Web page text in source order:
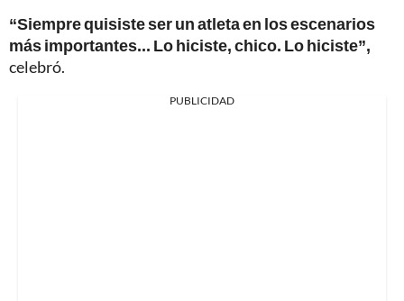
“Siempre quisiste ser un atleta en los escenarios
más importantes... Lo hiciste, chico. Lo hiciste”,
celebró.
PUBLICIDAD